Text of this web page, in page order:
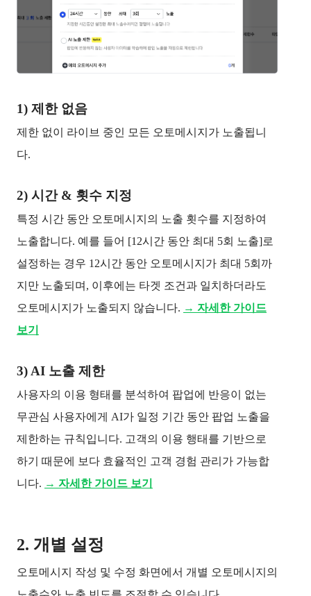
1) 제한 없음
제한 없이 라이브 중인 모든 오토메시지가 노출됩니
다.
2) 시간 & 횟수 지정
특정 시간 동안 오토메시지의 노출 횟수를 지정하여
노출합니다. 예를 들어 [12시간 동안 최대 5회 노출]로
설정하는 경우 12시간 동안 오토메시지가 최대 5회까
지만 노출되며, 이후에는 타겟 조건과 일치하더라도
오토메시지가 노출되지 않습니다. → 자세한 가이드
보기
3) AI 노출 제한
사용자의 이용 형태를 분석하여 팝업에 반응이 없는
무관심 사용자에게 AI가 일정 기간 동안 팝업 노출을
제한하는 규칙입니다. 고객의 이용 행태를 기반으로
하기 때문에 보다 효율적인 고객 경험 관리가 가능합
니다. → 자세한 가이드 보기
2. 개별 설정
오토메시지 작성 및 수정 화면에서 개별 오토메시지의